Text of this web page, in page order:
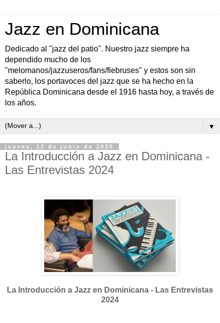
Jazz en Dominicana
Dedicado al "jazz del patio". Nuestro jazz siempre ha
dependido mucho de los
"melomanos/jazzuseros/fans/fiebruses" y estos son sin
saberlo, los portavoces del jazz que se ha hecho en la
República Dominicana desde el 1916 hasta hoy, a través de
los años.
▼
jueves, 12 de junio de 2025
La Introducción a Jazz en Dominicana -
Las Entrevistas 2024
La Introducción a Jazz en Dominicana - Las Entrevistas
2024